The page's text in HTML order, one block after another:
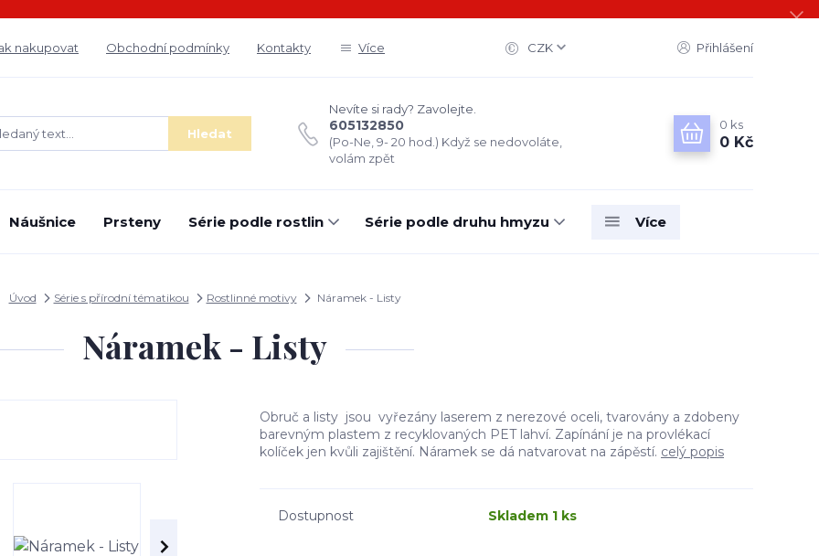
nakupovat Obchodní podmínky Kontakty Více CZK Přihlášení
Hledat
Nevíte si rady? Zavolejte.
605132850
(Po-Ne, 9- 20 hod.) Když se nedovoláte,
volám zpět
0 ks
0 Kč
Náušnice Prsteny Série podle rostlin Série podle druhu hmyzu Více
Úvod Série s přírodní tématikou Rostlinné motivy Náramek - Listy
Náramek - Listy
Obruč a listy jsou vyřezány laserem z nerezové oceli, tvarovány a zdobeny
barevným plastem z recyklovaných PET lahví. Zapínání je na provlékací
kolíček jen kvůli zajištění. Náramek se dá natvarovat na zápěstí. celý popis
Dostupnost Skladem 1 ks